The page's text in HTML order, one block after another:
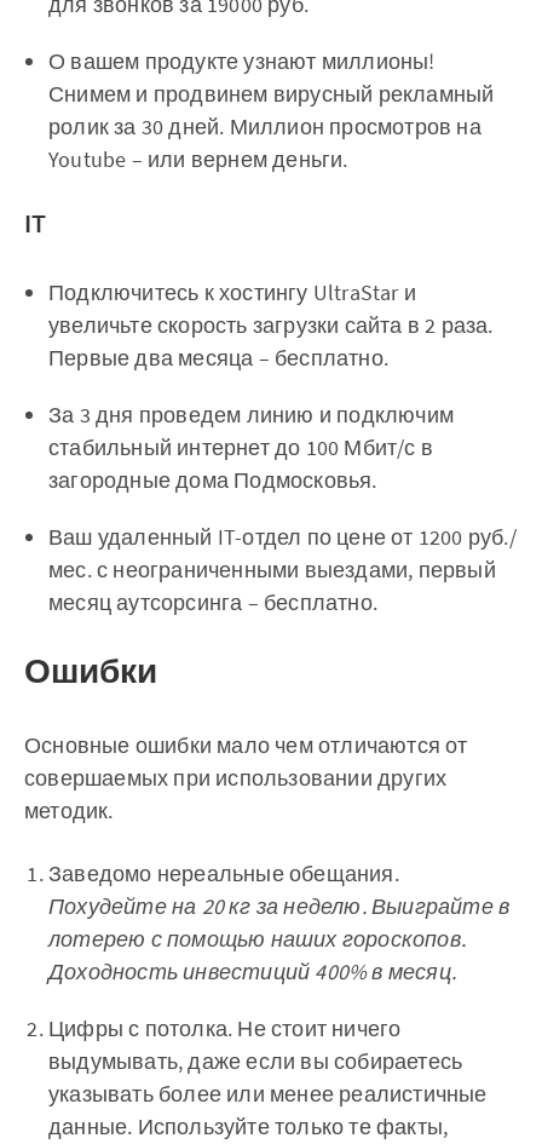
О вашем продукте узнают миллионы!
Снимем и продвинем вирусный рекламный
ролик за 30 дней. Миллион просмотров на
Youtube – или вернем деньги.
IT
Подключитесь к хостингу UltraStar и
увеличьте скорость загрузки сайта в 2 раза.
Первые два месяца – бесплатно.
За 3 дня проведем линию и подключим
стабильный интернет до 100 Мбит/с в
загородные дома Подмосковья.
Ваш удаленный IT-отдел по цене от 1200 руб./
мес. с неограниченными выездами, первый
месяц аутсорсинга – бесплатно.
Ошибки
Основные ошибки мало чем отличаются от
совершаемых при использовании других
методик.
Заведомо нереальные обещания.
Похудейте на 20 кг за неделю. Выиграйте в
лотерею с помощью наших гороскопов.
Доходность инвестиций 400% в месяц.
Цифры с потолка. Не стоит ничего
выдумывать, даже если вы собираетесь
указывать более или менее реалистичные
данные. Используйте только те факты,